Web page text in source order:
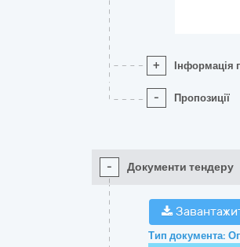
+ Інформація
- Пропозиції
- Документи тендеру
Тип документа: